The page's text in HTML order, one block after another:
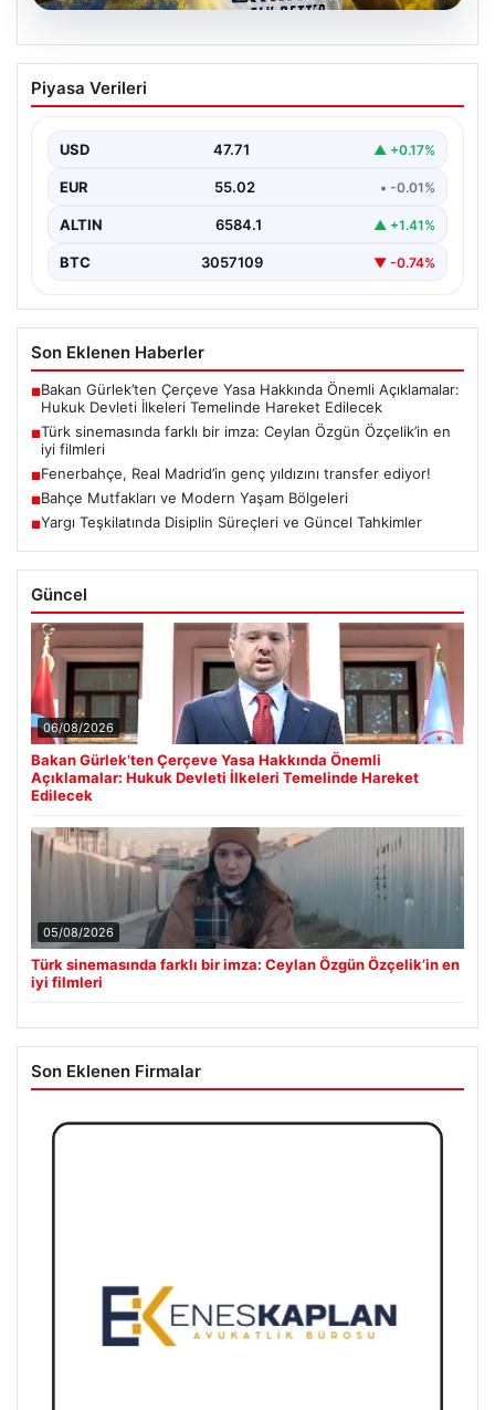
05.08.2026
Fenerbahçe, Real Madrid’in genç
yıldızını transfer ediyor!
Piyasa Verileri
USD 47.71 ▲ +0.17%
EUR 55.02 • -0.01%
ALTIN 6584.1 ▲ +1.41%
BTC 3057109 ▼ -0.74%
Son Eklenen Haberler
■Bakan Gürlek’ten Çerçeve Yasa Hakkında Önemli Açıklamalar:
Hukuk Devleti İlkeleri Temelinde Hareket Edilecek
■Türk sinemasında farklı bir imza: Ceylan Özgün Özçelik’in en
iyi filmleri
■Fenerbahçe, Real Madrid’in genç yıldızını transfer ediyor!
■Bahçe Mutfakları ve Modern Yaşam Bölgeleri
■Yargı Teşkilatında Disiplin Süreçleri ve Güncel Tahkimler
Güncel
06/08/2026
Bakan Gürlek’ten Çerçeve Yasa Hakkında Önemli
Açıklamalar: Hukuk Devleti İlkeleri Temelinde Hareket
Edilecek
05/08/2026
Türk sinemasında farklı bir imza: Ceylan Özgün Özçelik’in en
iyi filmleri
Son Eklenen Firmalar